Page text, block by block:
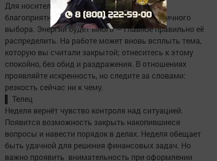
Для носителей этого знака неделя будет
благоприятной, однако многое зависит от личного
выбора. Энергии будет много — главное правильно её
распределить. На работе может вновь всплыть тема,
которую вы считали закрытой; отнеситесь к этому
спокойно, без обид и раздражения. В отношениях
проявляйте искренность, но следите за словами:
резкость сейчас ни к чему.
▌ Телец
Неделя вернёт чувство контроля над ситуацией.
Появится возможность закрыть накопившиеся
вопросы и навести порядок в делах. Неделя обещает
быть удачной для решения финансовых задач. Но
важно проявить внимательность при оформлении